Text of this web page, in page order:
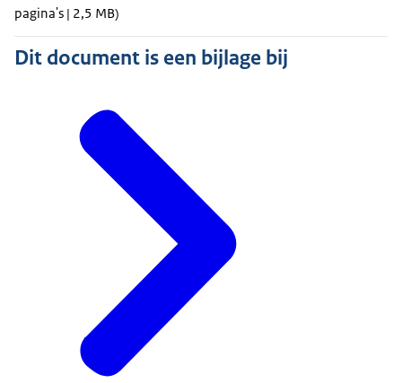
pagina's | 2,5 MB)
Dit document is een bijlage bij